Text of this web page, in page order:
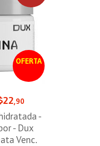
OFERTA
,90
-
- Dux
Venc.